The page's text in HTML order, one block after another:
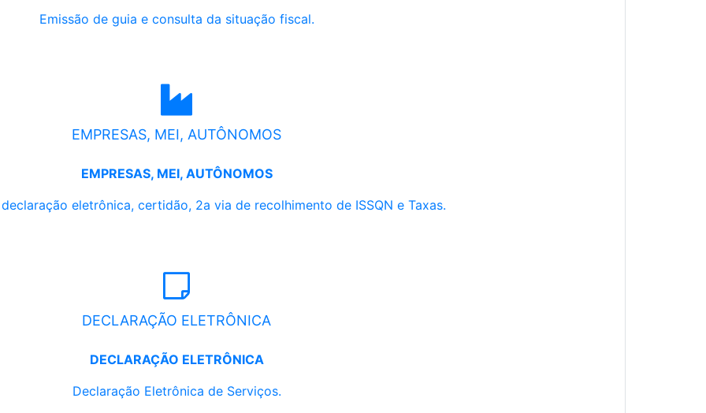
Emissão de guia e consulta da situação fiscal.
EMPRESAS, MEI, AUTÔNOMOS
EMPRESAS, MEI, AUTÔNOMOS
eletrônica, certidão, 2a via de recolhimento de ISSQN e Taxas.
DECLARAÇÃO ELETRÔNICA
DECLARAÇÃO ELETRÔNICA
Declaração Eletrônica de Serviços.